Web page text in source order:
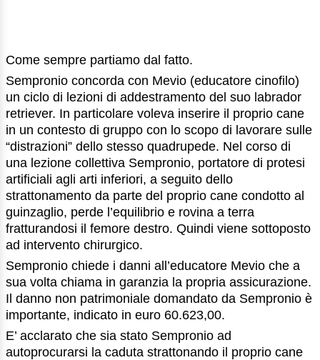
Come sempre partiamo dal fatto.
Sempronio concorda con Mevio (educatore cinofilo)
un ciclo di lezioni di addestramento del suo labrador
retriever. In particolare voleva inserire il proprio cane
in un contesto di gruppo con lo scopo di lavorare sulle
“distrazioni” dello stesso quadrupede. Nel corso di
una lezione collettiva Sempronio, portatore di protesi
artificiali agli arti inferiori, a seguito dello
strattonamento da parte del proprio cane condotto al
guinzaglio, perde l’equilibrio e rovina a terra
fratturandosi il femore destro. Quindi viene sottoposto
ad intervento chirurgico.
Sempronio chiede i danni all’educatore Mevio che a
sua volta chiama in garanzia la propria assicurazione.
Il danno non patrimoniale domandato da Sempronio è
importante, indicato in euro 60.623,00.
E’ acclarato che sia stato Sempronio ad
autoprocurarsi la caduta strattonando il proprio cane